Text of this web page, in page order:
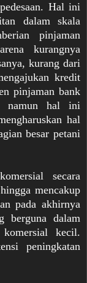
Hal ini
dalam skala
pinjaman
kurangnya
kurang dari
kredit
pinjaman bank
namun hal ini
hal
besar petani
secara
mencakup
pada akhirnya
berguna dalam
komersial kecil.
peningkatan